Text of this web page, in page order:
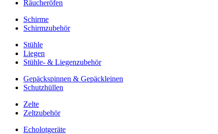
Räucheröfen
Schirme
Schirmzubehör
Stühle
Liegen
Stühle- & Liegenzubehör
Gepäckspinnen & Gepäckleinen
Schutzhüllen
Zelte
Zeltzubehör
Echolotgeräte